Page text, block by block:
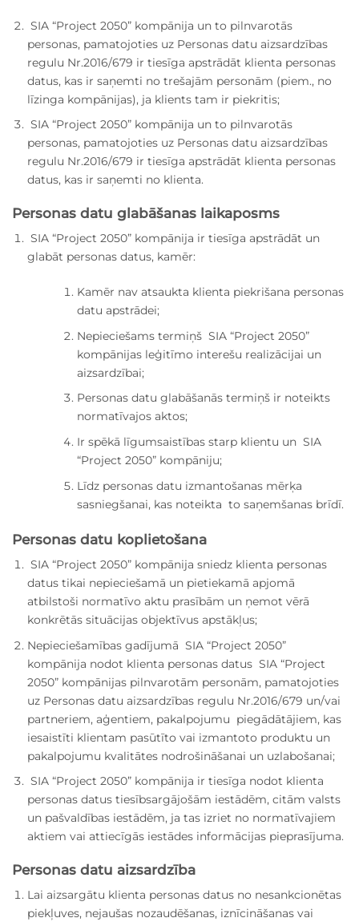
SIA “Project 2050” kompānija un to pilnvarotās
personas, pamatojoties uz Personas datu aizsardzības
regulu Nr.2016/679 ir tiesīga apstrādāt klienta personas
datus, kas ir saņemti no trešajām personām (piem., no
līzinga kompānijas), ja klients tam ir piekritis;
SIA “Project 2050” kompānija un to pilnvarotās
personas, pamatojoties uz Personas datu aizsardzības
regulu Nr.2016/679 ir tiesīga apstrādāt klienta personas
datus, kas ir saņemti no klienta.
Personas datu glabāšanas laikaposms
SIA “Project 2050” kompānija ir tiesīga apstrādāt un
glabāt personas datus, kamēr:
Kamēr nav atsaukta klienta piekrišana personas
datu apstrādei;
Nepieciešams termiņš SIA “Project 2050”
kompānijas leģitīmo interešu realizācijai un
aizsardzībai;
Personas datu glabāšanās termiņš ir noteikts
normatīvajos aktos;
Ir spēkā līgumsaistības starp klientu un SIA
“Project 2050” kompāniju;
Līdz personas datu izmantošanas mērķa
sasniegšanai, kas noteikta to saņemšanas brīdī.
Personas datu koplietošana
SIA “Project 2050” kompānija sniedz klienta personas
datus tikai nepieciešamā un pietiekamā apjomā
atbilstoši normatīvo aktu prasībām un ņemot vērā
konkrētās situācijas objektīvus apstākļus;
Nepieciešamības gadījumā SIA “Project 2050”
kompānija nodot klienta personas datus SIA “Project
2050” kompānijas pilnvarotām personām, pamatojoties
uz Personas datu aizsardzības regulu Nr.2016/679 un/vai
partneriem, aģentiem, pakalpojumu piegādātājiem, kas
iesaistīti klientam pasūtīto vai izmantoto produktu un
pakalpojumu kvalitātes nodrošināšanai un uzlabošanai;
SIA “Project 2050” kompānija ir tiesīga nodot klienta
personas datus tiesībsargājošām iestādēm, citām valsts
un pašvaldības iestādēm, ja tas izriet no normatīvajiem
aktiem vai attiecīgās iestādes informācijas pieprasījuma.
Personas datu aizsardzība
Lai aizsargātu klienta personas datus no nesankcionētas
piekļuves, nejaušas nozaudēšanas, iznīcināšanas vai